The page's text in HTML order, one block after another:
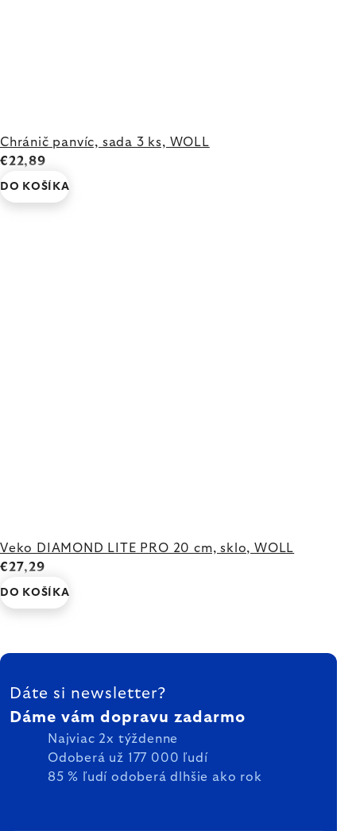
Chránič panvíc, sada 3 ks, WOLL
€22,89
DO KOŠÍKA
Veko DIAMOND LITE PRO 20 cm, sklo, WOLL
€27,29
DO KOŠÍKA
ZÁPÄTIE
Dáte si newsletter?
Dáme vám dopravu zadarmo
Najviac 2x týždenne
Odoberá už 177 000 ľudí
85 % ľudí odoberá dlhšie ako rok